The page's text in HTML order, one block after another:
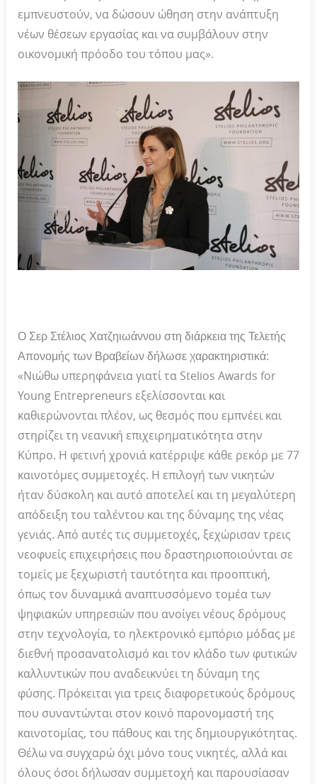
εμπνευστούν, να δώσουν ώθηση στην ανάπτυξη
νέων θέσεων εργασίας και να συμβάλουν στην
οικονομική πρόοδο του τόπου μας».
Ο Σερ Στέλιος Χατζηιωάννου στη διάρκεια της Τελετής
Απονομής των Βραβείων δήλωσε χαρακτηριστικά:
«Νιώθω υπερηφάνεια γιατί τα Stelios Awards for
Young Entrepreneurs εξελίσσονται και
καθιερώνονται πλέον, ως θεσμός που εμπνέει και
στηρίζει τη νεανική επιχειρηματικότητα στην
Κύπρο. Η φετινή χρονιά κατέρριψε κάθε ρεκόρ με 77
καινοτόμες συμμετοχές. Η επιλογή των νικητών
ήταν δύσκολη και αυτό αποτελεί και τη μεγαλύτερη
απόδειξη του ταλέντου και της δύναμης της νέας
γενιάς. Από αυτές τις συμμετοχές, ξεχώρισαν τρεις
νεοφυείς επιχειρήσεις που δραστηριοποιούνται σε
τομείς με ξεχωριστή ταυτότητα και προοπτική,
όπως τον δυναμικά αναπτυσσόμενο τομέα των
ψηφιακών υπηρεσιών που ανοίγει νέους δρόμους
στην τεχνολογία, το ηλεκτρονικό εμπόριο μόδας με
διεθνή προσανατολισμό και τον κλάδο των φυτικών
καλλυντικών που αναδεικνύει τη δύναμη της
φύσης. Πρόκειται για τρεις διαφορετικούς δρόμους
που συναντώνται στον κοινό παρονομαστή της
καινοτομίας, του πάθους και της δημιουργικότητας.
Θέλω να συγχαρώ όχι μόνο τους νικητές, αλλά και
όλους όσοι δήλωσαν συμμετοχή και παρουσίασαν